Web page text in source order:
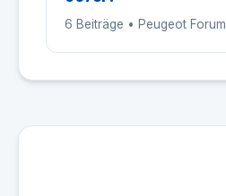
6 Beiträge • Peugeot Forum